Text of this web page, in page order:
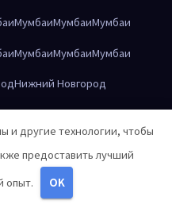
МумбаиМумбаиМумбаи
МумбаиМумбаиМумбаи
Нижний Новгород
Нижний Новгород
Нижний Новгород
и другие технологии, чтобы
предоставить лучший
опыт.
OK